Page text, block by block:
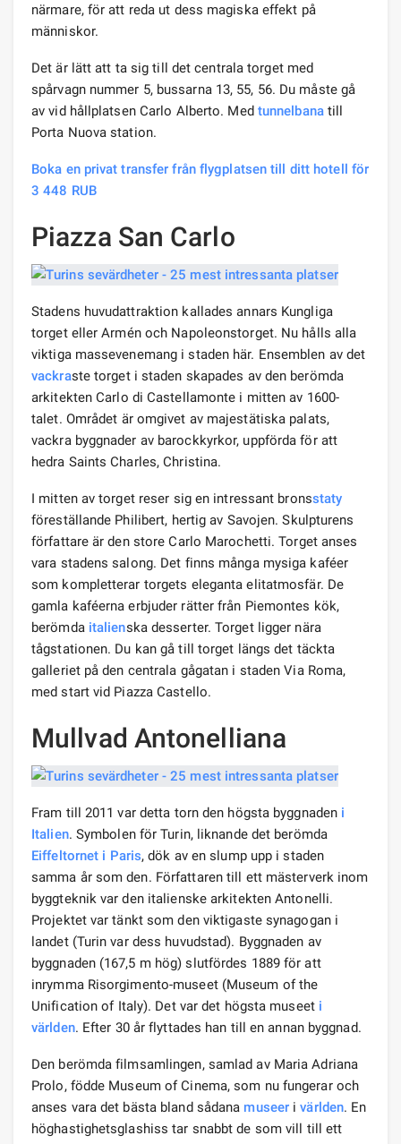
närmare, för att reda ut dess magiska effekt på
människor.
Det är lätt att ta sig till det centrala torget med
spårvagn nummer 5, bussarna 13, 55, 56. Du måste gå
av vid hållplatsen Carlo Alberto. Med tunnelbanatill
Porta Nuova station.
Boka en privat transfer från flygplatsen till ditt hotell för
3 448 RUB
Piazza San Carlo
Stadens huvudattraktion kallades annars Kungliga
torget eller Armén och Napoleonstorget. Nu hålls alla
viktiga massevenemang i staden här. Ensemblen av det
vackraste torget i staden skapades av den berömda
arkitekten Carlo di Castellamonte i mitten av 1600-
talet. Området är omgivet av majestätiska palats,
vackra byggnader av barockkyrkor, uppförda för att
hedra Saints Charles, Christina.
I mitten av torget reser sig en intressant bronsstaty
föreställande Philibert, hertig av Savojen. Skulpturens
författare är den store Carlo Marochetti. Torget anses
vara stadens salong. Det finns många mysiga kaféer
som kompletterar torgets eleganta elitatmosfär. De
gamla kaféerna erbjuder rätter från Piemontes kök,
berömda italienska desserter. Torget ligger nära
tågstationen. Du kan gå till torget längs det täckta
galleriet på den centrala gågatan i staden Via Roma,
med start vid Piazza Castello.
Mullvad Antonelliana
Fram till 2011 var detta torn den högsta byggnaden i
Italien. Symbolen för Turin, liknande det berömda
Eiffeltornet i Paris, dök av en slump upp i staden
samma år som den. Författaren till ett mästerverk inom
byggteknik var den italienske arkitekten Antonelli.
Projektet var tänkt som den viktigaste synagogan i
landet (Turin var dess huvudstad). Byggnaden av
byggnaden (167,5 m hög) slutfördes 1889 för att
inrymma Risorgimento-museet (Museum of the
Unification of Italy). Det var det högsta museet i
världen. Efter 30 år flyttades han till en annan byggnad.
Den berömda filmsamlingen, samlad av Maria Adriana
Prolo, födde Museum of Cinema, som nu fungerar och
anses vara det bästa bland sådana museer ivärlden. En
höghastighetsglashiss tar snabbt de som vill till ett